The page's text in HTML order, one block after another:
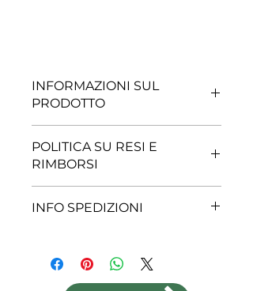
INFORMAZIONI SUL
PRODOTTO
DEUTZ MODELLO: F4L914
POLITICA SU RESI E
RIMBORSI
ACCORDO.
INFO SPEDIZIONI